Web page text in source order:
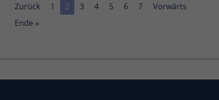
Zurück 1 2 3 4 5 6 7
Vorwärts
Ende »